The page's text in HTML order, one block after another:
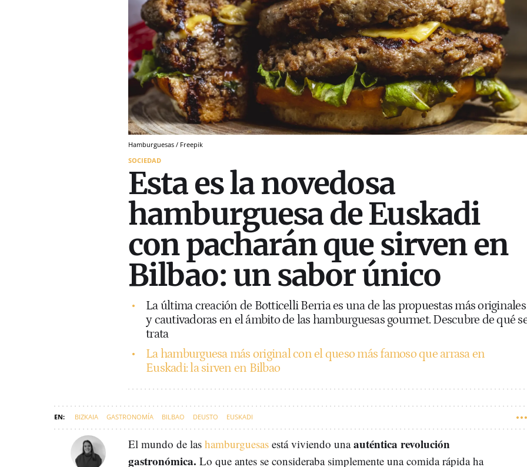
Hamburguesas / Freepik
SOCIEDAD
Esta es la novedosa
hamburguesa de Euskadi
con pacharán que sirven en
Bilbao: un sabor único
La última creación de Botticelli Berria es una de las propuestas más originales
y cautivadoras en el ámbito de las hamburguesas gourmet. Descubre de qué
trata
La hamburguesa más original con el queso más famoso que arrasa en
Euskadi: la sirven en Bilbao
BIZKAIA GASTRONOMÍA BILBAO DEUSTO EUSKADI
El mundo de las hamburguesas está viviendo unaauténtica revolución
gastronómica. Lo que antes se consideraba simplemente una comida rápida ha